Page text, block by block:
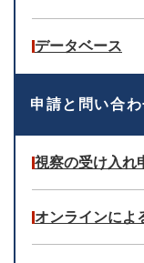
データベース
申請と問い合わ
視察の受け入れ
オンラインに